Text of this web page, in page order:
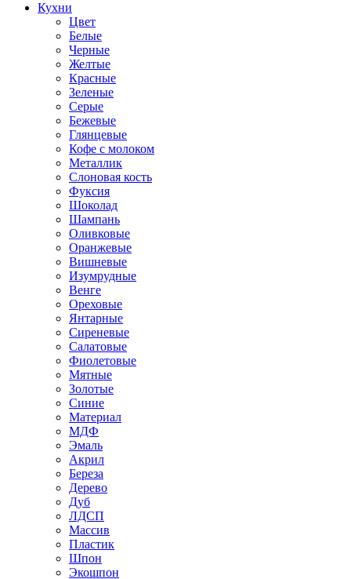
Кухни
Цвет
Белые
Черные
Желтые
Красные
Зеленые
Серые
Бежевые
Глянцевые
Кофе с молоком
Металлик
Слоновая кость
Фуксия
Шоколад
Шампань
Оливковые
Оранжевые
Вишневые
Изумрудные
Венге
Ореховые
Янтарные
Сиреневые
Салатовые
Фиолетовые
Мятные
Золотые
Синие
Материал
МДФ
Эмаль
Акрил
Береза
Дерево
Дуб
ЛДСП
Массив
Пластик
Шпон
Экошпон